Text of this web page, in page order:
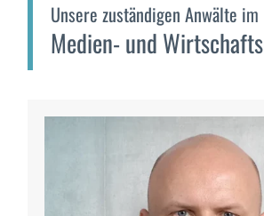
Unsere zuständigen Anwälte im
Medien- und